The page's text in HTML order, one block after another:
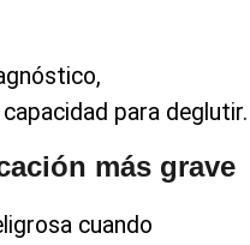
para deglutir.
más grave
cuando